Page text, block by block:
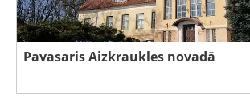
Pavasaris Aizkraukles novadā